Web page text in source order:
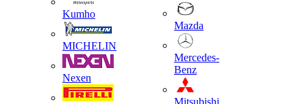
Kumho
MICHELIN
Nexen
Mazda
Mercedes-
Benz
Mitsubishi